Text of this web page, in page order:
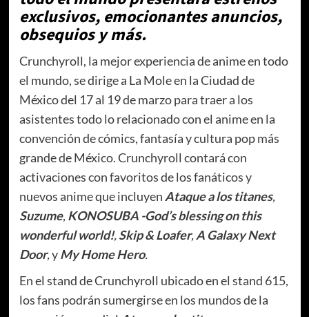
exclusivos, emocionantes anuncios,
obsequios y más.
Crunchyroll, la mejor experiencia de anime en todo
el mundo, se dirige a La Mole en la Ciudad de
México del 17 al 19 de marzo para traer a los
asistentes todo lo relacionado con el anime en la
convención de cómics, fantasía y cultura pop más
grande de México. Crunchyroll contará con
activaciones con favoritos de los fanáticos y
nuevos anime que incluyen Ataque a los titanes,
Suzume, KONOSUBA -God’s blessing on this
wonderful world!,Skip & Loafer,A Galaxy Next
Door,y My Home Hero.
En el stand de Crunchyroll ubicado en el stand 615,
los fans podrán sumergirse en los mundos de la